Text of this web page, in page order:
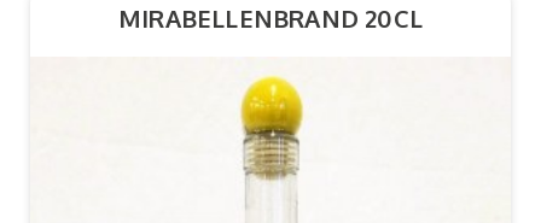
MIRABELLENBRAND 20CL